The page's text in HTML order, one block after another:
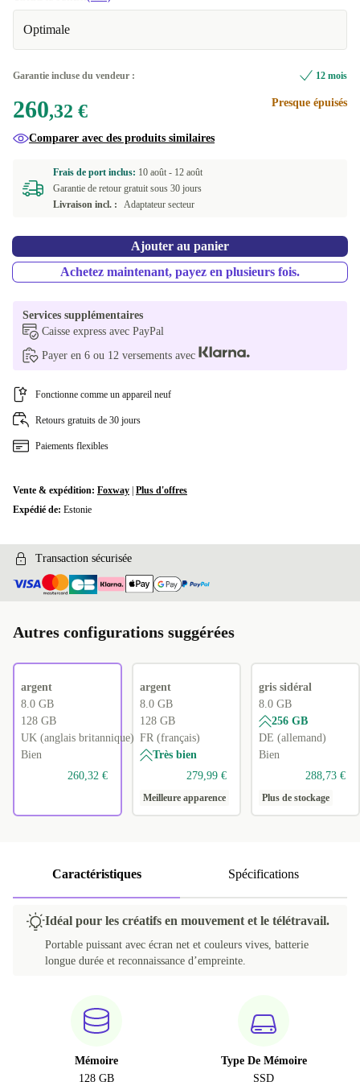
NL (néerlandais)
+26,68 €
DK (danois) +26,68 €
ES (espagnol)
IT (italien)
FI (finlandais) +48,68 €
FR (français)
US (anglais américain)
Disponible dans d'autres variantes
CH (suisse)
BE (belge)
CZ (tchèque)
Optimale
Garantie incluse du vendeur : 12 mois
260,32 € Presque épuisés
Comparer avec des produits similaires
Frais de port inclus: 10 août - 12 août
Garantie de retour gratuit sous 30 jours
Livraison incl. :
Adaptateur secteur
Ajouter au panier
Achetez maintenant, payez en plusieurs fois.
Services supplémentaires
Caisse express avec PayPal
Payer en 6 ou 12 versements avec
Fonctionne comme un appareil neuf
Retours gratuits de 30 jours
Paiements flexibles
Vente & expédition: Foxway Plus d'offres
Expédié de: Estonie
Transaction sécurisée
Autres configurations suggérées
argent
8.0 GB
128 GB
UK (anglais britannique)
Bien
260,32 €
argent
8.0 GB
128 GB
FR (français)
Très bien
279,99 €
Meilleure apparence
gris sidéral
8.0 GB
256 GB
DE (allemand)
Bien
288,73 €
Plus de stockage
Caractéristiques Spécifications
Idéal pour les créatifs en mouvement et le télétravail.
Portable puissant avec écran net et couleurs vives, batterie
longue durée et reconnaissance d’empreinte.
Mémoire
128 GB
Type De Mémoire
SSD